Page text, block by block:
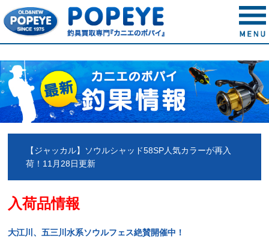
【ジャッカル】ソウルシャッド58SP人気カラーが再入
荷！11月28日更新
入荷品情報
大江川、五三川水系ソウルフェス絶賛開催中 ！